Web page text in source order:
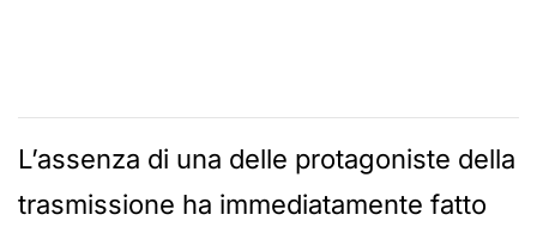
L’assenza di una delle protagoniste della
trasmissione ha immediatamente fatto